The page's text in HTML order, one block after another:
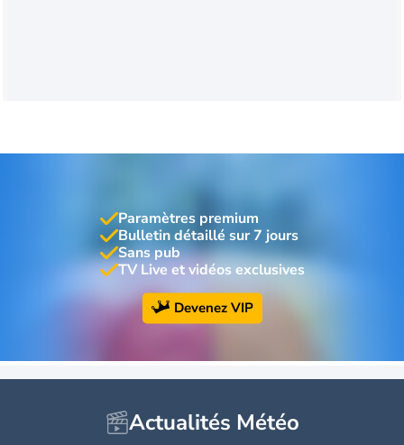
Paramètres premium
Bulletin détaillé sur 7 jours
Sans pub
TV Live et vidéos exclusives
Devenez VIP
Actualités Météo